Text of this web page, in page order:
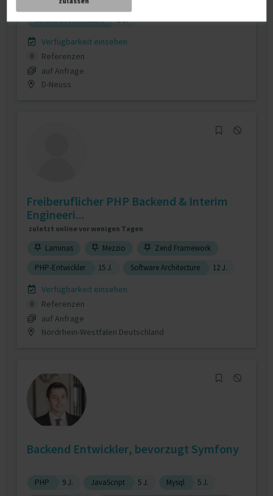
Software Architecture
5 J.
Verfügbarkeit einsehen
0
Referenzen
auf Anfrage
D-Neuss
Freiberuflicher PHP Backend & Interim
Engineeri...
zuletzt online vor wenigen Tagen
Laminas Mezzio
Zend Framework
PHP-Entwickler
15 J. Software Architecture 12 J.
Verfügbarkeit einsehen
0
Referenzen
auf Anfrage
Nordrhein-Westfalen Deutschland
Backend Entwickler, bevorzugt Symfony
PHP 9 J. JavaScript 5 J. Mysql
5 J.